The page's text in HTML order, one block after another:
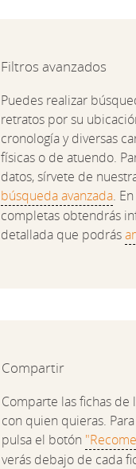
Filtros avanzados
Puedes realizar
retratos por su
cronología y diversas
físicas o de atuendo.
datos, sírvete de
búsqueda avanzada.
completas obtendrás
detallada que podrás
Compartir
Comparte las fichas de
con quien quieras.
pulsa el botón
verás debajo de cada